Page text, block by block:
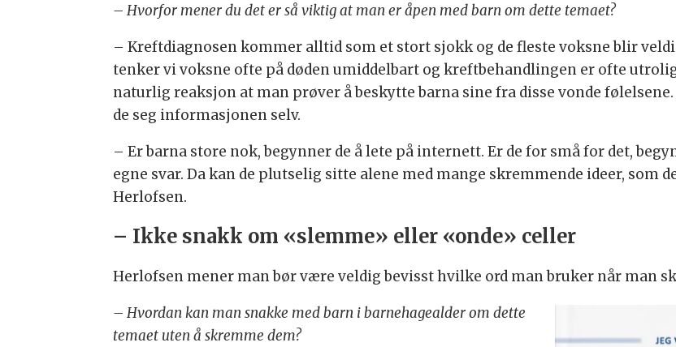
– Hvorfor mener du det er så viktig at man er åpen med barn om dette temaet?
– Kreftdiagnosen kommer alltid som et stort sjokk og de fleste voksne blir
tenker vi voksne ofte på døden umiddelbart og kreftbehandlingen er ofte
naturlig reaksjon at man prøver å beskytte barna sine fra disse vonde
de seg informasjonen selv.
– Er barna store nok, begynner de å lete på internett. Er de for små for det,
egne svar. Da kan de plutselig sitte alene med mange skremmende ideer, som
Herlofsen.
– Ikke snakk om «slemme» eller «onde» celler
Herlofsen mener man bør være veldig bevisst hvilke ord man bruker når man
– Hvordan kan man snakke med barn i barnehagealder om dette
temaet uten å skremme dem?